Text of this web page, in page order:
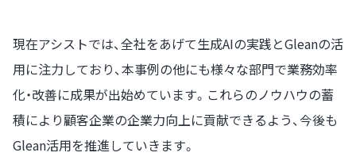
現在アシストでは、全社をあげて生成AIの実践とGleanの活
用に注力しており、本事例の他にも様々な部門で業務効率
化・改善に成果が出始めています。これらのノウハウの蓄
積により顧客企業の企業力向上に貢献できるよう、今後も
Glean活用を推進していきます。